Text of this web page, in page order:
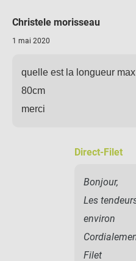
Christele morisseau
1 mai 2020
quelle est la longueur
80cm
merci
Direct-Filet
Bonjour,
Les
environ
Filet